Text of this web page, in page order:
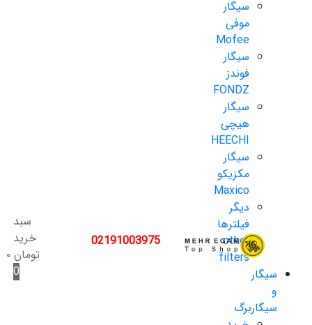
سیگار
موفی
Mofee
سیگار
فوندز
FONDZ
سیگار
هیچی
HEECHI
سیگار
مکزیکو
Maxico
دیگر
فیلترها
other
filters
سیگار
و
سیگاربرگ
02191003975
سبد
خرید
تومان۰
0